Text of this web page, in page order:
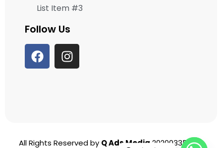
List Item #3
Follow Us
All Rights Reserved by Q Ads Media 202003356951